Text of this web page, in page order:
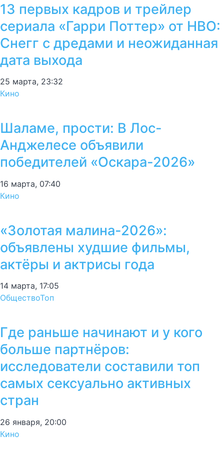
13 первых кадров и трейлер
сериала «Гарри Поттер» от HBO:
Снегг с дредами и неожиданная
дата выхода
25 марта, 23:32
Кино
Шаламе, прости: В Лос-
Анджелесе объявили
победителей «Оскара-2026»
16 марта, 07:40
Кино
«Золотая малина-2026»:
объявлены худшие фильмы,
актёры и актрисы года
14 марта, 17:05
ОбществоТоп
Где раньше начинают и у кого
больше партнёров:
исследователи составили топ
самых сексуально активных
стран
26 января, 20:00
Кино